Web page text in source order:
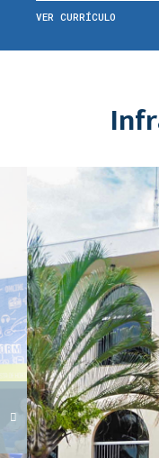
VER CURRÍCULO